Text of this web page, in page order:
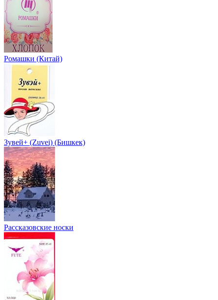
Ромашки (Китай)
Зувей+ (Zuvei) (Бишкек)
Рассказовские носки